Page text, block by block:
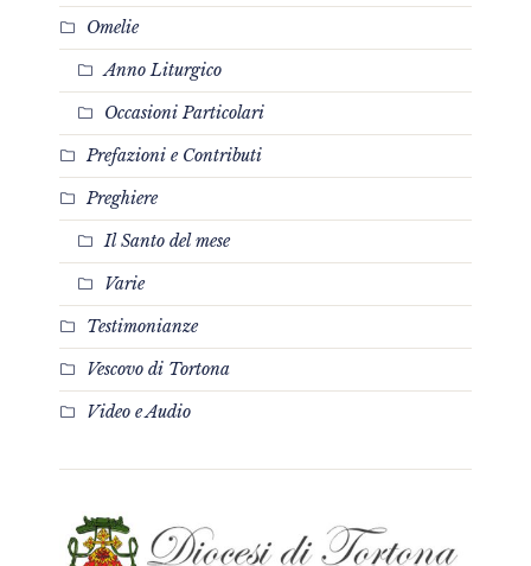
Omelie
Anno Liturgico
Occasioni Particolari
Prefazioni e Contributi
Preghiere
Il Santo del mese
Varie
Testimonianze
Vescovo di Tortona
Video e Audio